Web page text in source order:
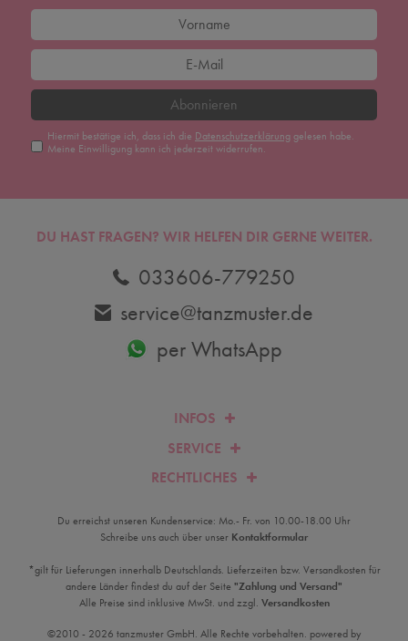
Abonnieren
Hiermit bestätige ich, dass ich die Daten­schutz­erklärunggelesen habe.
Meine Einwilligung kann ich jederzeit widerrufen.
INFOS
SERVICE
RECHTLICHES
DU HAST FRAGEN? WIR HELFEN DIR GERNE WEITER.
033606-779250
service@tanzmuster.de
per WhatsApp
Du erreichst unseren Kundenservice: Mo.- Fr. von 10.00-18.00 Uhr
Schreibe uns auch über unser Kontaktformular
*gilt für Lieferungen innerhalb Deutschlands. Lieferzeiten bzw. Versandkosten für
andere Länder findest du auf der Seite "Zahlung und Versand"
Alle Preise sind inklusive MwSt. und zzgl. Versandkosten
©2010 - 2026 tanzmuster GmbH. Alle Rechte vorbehalten. powered by